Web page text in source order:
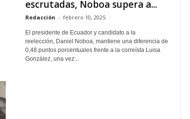
escrutadas, Noboa supera a...
Redacción - febrero 10, 2025
El presidente de Ecuador y candidato a la
reelección, Daniel Noboa, mantiene una diferencia de
0,48 puntos porcentuales frente a la correísta Luisa
González, una vez...